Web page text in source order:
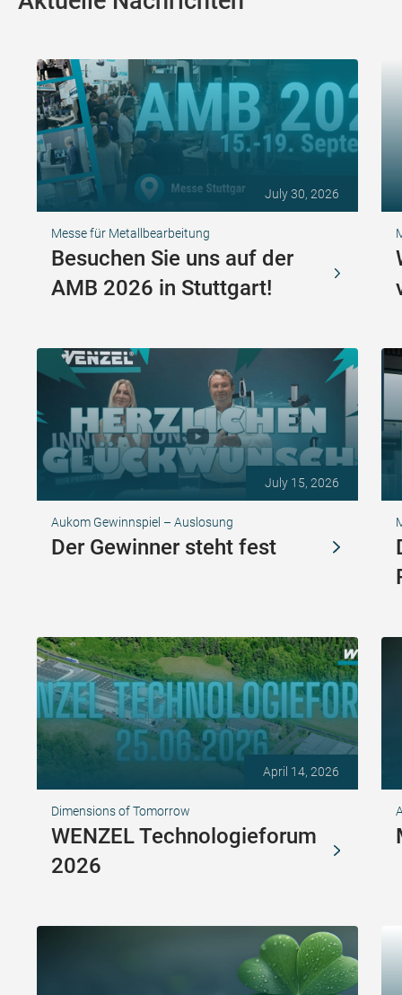
July 30, 2026
Messe für Metallbearbeitung
Besuchen Sie uns auf der
AMB 2026 in Stuttgart!
July 15, 2026
Aukom Gewinnspiel – Auslosung
Der Gewinner steht fest
April 14, 2026
Dimensions of Tomorrow
WENZEL Technologieforum
2026